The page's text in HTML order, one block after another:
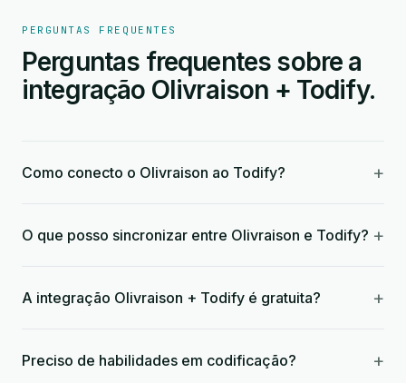
PERGUNTAS FREQUENTES
Perguntas frequentes sobre a
integração Olivraison + Todify.
Como conecto o Olivraison ao Todify? +
O que posso sincronizar entre Olivraison e Todify? +
A integração Olivraison + Todify é gratuita? +
Preciso de habilidades em codificação? +